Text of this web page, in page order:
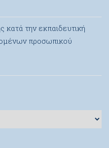
κατά την εκπαιδευτική
προσωπικού